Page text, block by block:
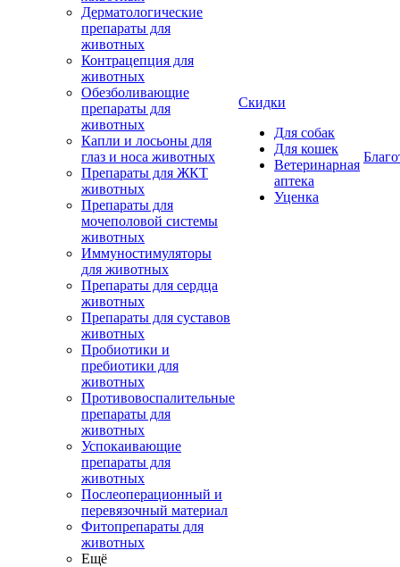
Дерматологические
препараты для
животных
Контрацепция для
животных
Обезболивающие
препараты для
животных
Капли и лосьоны для
глаз и носа животных
Препараты для ЖКТ
животных
Препараты для
мочеполовой системы
животных
Иммуностимуляторы
для животных
Препараты для сердца
животных
Препараты для суставов
животных
Пробиотики и
пребиотики для
животных
Противовоспалительные
препараты для
животных
Успокаивающие
препараты для
животных
Послеоперационный и
перевязочный материал
Фитопрепараты для
животных
Ещё
Скидки
Для собак
Для кошек
Ветеринарная
аптека
Уценка